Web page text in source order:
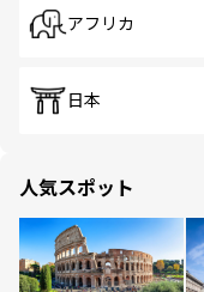
アフリカ
日本
人気スポット